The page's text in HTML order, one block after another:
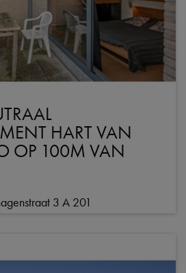
HART VAN
OP 100M VAN
3 A 201